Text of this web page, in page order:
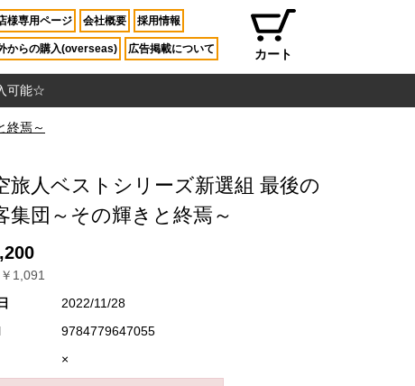
様専用ページ 会社概要 採用情報
からの購入(overseas) 広告掲載について カート
可能☆
終焉～
旅人ベストシリーズ新選組 最後の
集団～その輝きと終焉～
1,091
2022/11/28
9784779647055
×